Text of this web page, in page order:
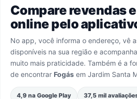
Compare revendas
online pelo
No app, você informa o endereço, vê
disponíveis na sua região e
muito mais praticidade. Também é a
de encontrar Fogás em Jardim Santa
4,9 na Google Play 37,5 mil